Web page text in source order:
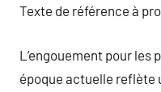
Texte de référence à
L’engouement pour les
époque actuelle reflète